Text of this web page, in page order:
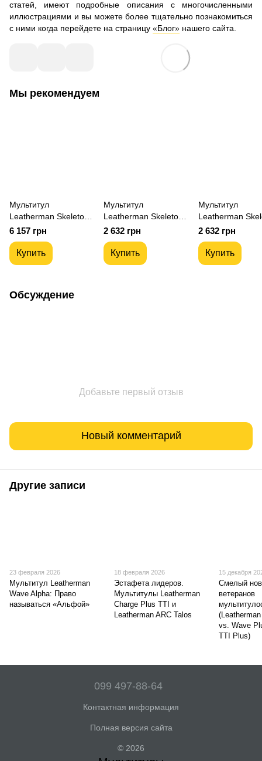
статей, имеют подробные описания с многочисленными
иллюстрациями и вы можете более тщательно познакомиться
с ними когда перейдете на страницу «Блог» нашего сайта.
Мы рекомендуем
Мультитул
Leatherman Skeletool
CX 830923
6 157 грн
Купить
Мультитул
Leatherman Skeletool
KBX Denim 832383
2 632 грн
Купить
Мультитул
Leatherman
KBX Sublime
2 632 грн
Купить
Обсуждение
Добавьте первый отзыв
Новый комментарий
Другие записи
23 февраля 2026
Мультитул Leatherman
Wave Alpha: Право
называться «Альфой»
18 февраля 2026
Эстафета лидеров.
Мультитулы Leatherman
Charge Plus TTI и
Leatherman ARC Talos
15 декабря
Смелый
ветеранов
vs. Wave
TTI Plus)
099 497-88-64
Контактная информация
Полная версия сайта
© 2026